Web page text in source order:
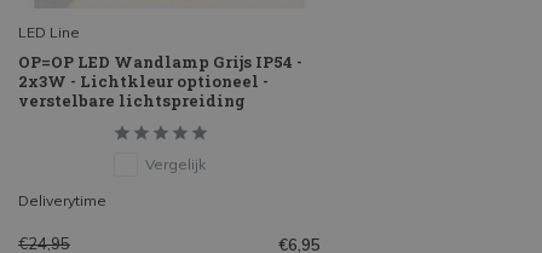
LED Line
OP=OP LED Wandlamp Grijs IP54 -
2x3W - Lichtkleur optioneel -
verstelbare lichtspreiding
Vergelijk
Deliverytime
€24,95 €6,95